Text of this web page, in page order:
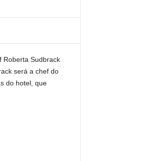
Roberta Sudbrack
será a chef do
do hotel, que